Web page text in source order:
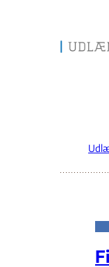
Gå til